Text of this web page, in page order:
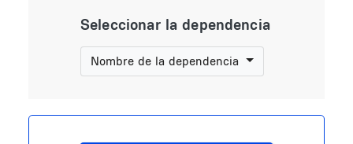
Seleccionar la dependencia
Nombre de la dependencia